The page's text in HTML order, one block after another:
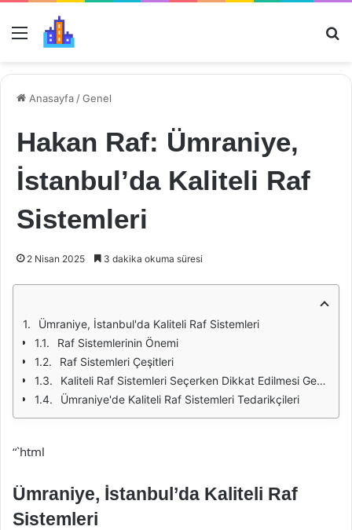
Menü
Anasayfa /Genel
Hakan Raf: Ümraniye,
İstanbul’da Kaliteli Raf
Sistemleri
2 Nisan 2025 3 dakika okuma süresi
Ümraniye, İstanbul'da Kaliteli Raf Sistemleri
Raf Sistemlerinin Önemi
Raf Sistemleri Çeşitleri
Kaliteli Raf Sistemleri Seçerken Dikkat Edilmesi Gerekenler
Ümraniye'de Kaliteli Raf Sistemleri Tedarikçileri
“`html
Ümraniye, İstanbul’da Kaliteli Raf
Sistemleri